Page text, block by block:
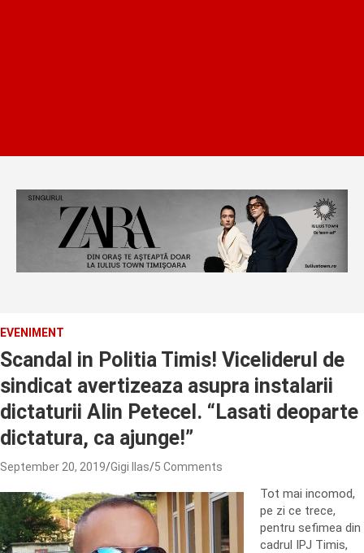
EVENIMENT
Scandal in Politia Timis! Viceliderul de
sindicat avertizeaza asupra instalarii
dictaturii Alin Petecel. “Lasati deoparte
dictatura, ca ajunge!”
September 20, 2019 Gigi Ilas 5 Comments
Tot mai incomod,
pe zi ce trece,
pentru sefimea din
cadrul IPJ Timis,